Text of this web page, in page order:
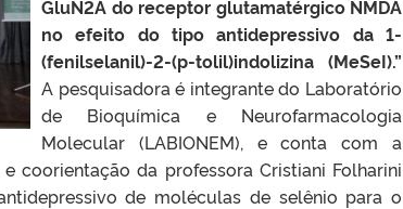
GluN2A do receptor glutamatérgico NMDA
no efeito do tipo antidepressivo da 1-
(fenilselanil)-2-(p-tolil)indolizina (MeSeI).”
A pesquisadora é integrante do Laboratório
de Bioquímica e Neurofarmacologia
Molecular (LABIONEM), e conta com a
coorientação da professora Cristiani Folharini
de moléculas de selênio para o